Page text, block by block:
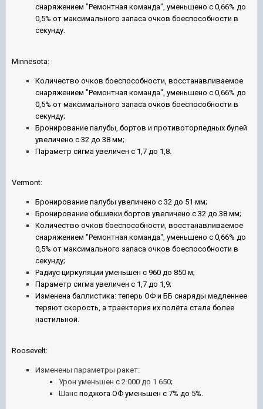
снаряжением "Ремонтная команда", уменьшено с 0,66% до
0,5% от максимального запаса очков боеспособности в
секунду.
Minnesota:
Количество очков боеспособности, восстанавливаемое
снаряжением "Ремонтная команда", уменьшено с 0,66% до
0,5% от максимального запаса очков боеспособности в
секунду;
Бронирование палубы, бортов и противоторпедных булей
увеличено с 32 до 38 мм;
Параметр сигма увеличен с 1,7 до 1,8.
Vermont:
Бронирование палубы увеличено с 32 до 51 мм;
Бронирование обшивки бортов увеличено с 32 до 38 мм;
Количество очков боеспособности, восстанавливаемое
снаряжением "Ремонтная команда", уменьшено с 0,66% до
0,5% от максимального запаса очков боеспособности в
секунду;
Радиус циркуляции уменьшен с 960 до 850 м;
Параметр сигма увеличен с 1,7 до 1,9;
Изменена баллистика: теперь ОФ и ББ снаряды медленнее
теряют скорость, а траектория их полёта стала более
настильной.
Roosevelt:
Изменены параметры ракет:
Урон уменьшен с 2 000 до 1 650;
Шанс поджога ОФ уменьшен с 7% до 5%.